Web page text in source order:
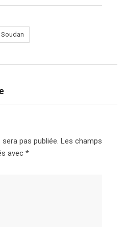
pas publiée. Les champs
avec *